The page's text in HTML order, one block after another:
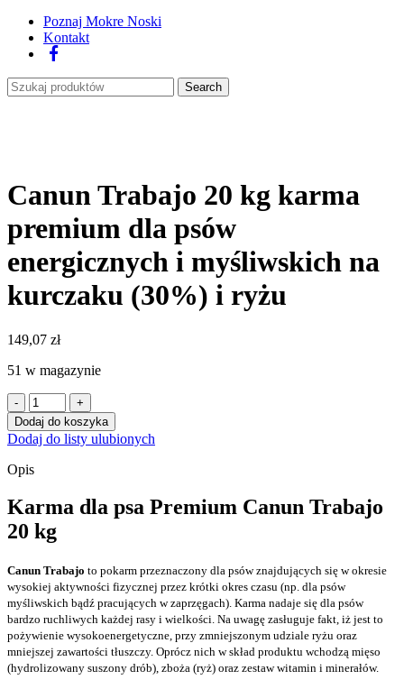
Poznaj Mokre Noski
Kontakt
Search
Canun Trabajo 20 kg karma
premium dla psów
energicznych i myśliwskich na
kurczaku (30%) i ryżu
149,07 zł
51 w magazynie
ilość
Canun
Trabajo
20
kg
dla
psów
energicznych
myśliwskich
na
kurczaku
(30%)
i
ryżu
Dodaj do koszyka
Dodaj do listy ulubionych
Opis
Karma dla psa Premium Canun Trabajo
20 kg
Canun Trabajo to pokarm przeznaczony dla psów znajdujących się w okresie
wysokiej aktywności fizycznej przez krótki okres czasu (np. dla psów
myśliwskich bądź pracujących w zaprzęgach). Karma nadaje się dla psów
bardzo ruchliwych każdej rasy i wielkości. Na uwagę zasługuje fakt, iż jest to
pożywienie wysokoenergetyczne, przy zmniejszonym udziale ryżu oraz
mniejszej zawartości tłuszczy. Oprócz nich w skład produktu wchodzą mięso
(hydrolizowany suszony drób), zboża (ryż) oraz zestaw witamin i minerałów.